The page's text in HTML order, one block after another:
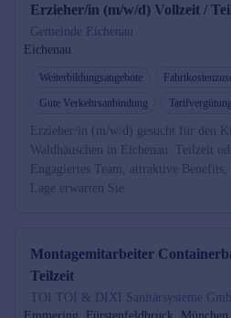
Erzieher/in (m/w/d) Vollzeit /
Gemeinde Eichenau
Eichenau
Weiterbildungsangebote
Gute Verkehrsanbindung
Tarifvergütung
Erzieher/in (m/w/d) gesucht für den
Waldhäuschen in Eichenau. Teilzeit
Engagiertes Team, attraktive
Lage erwarten Sie.
Montagemitarbeiter
Teilzeit
TOI TOI & DIXI Sanitärsysteme